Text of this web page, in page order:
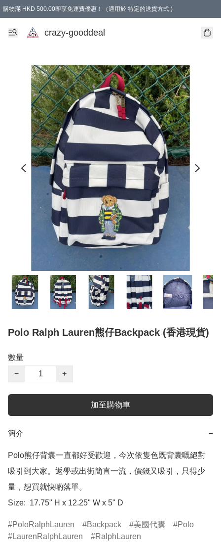
購物滿 HKD 500.00即享免運費優惠！（適用於 特定的送貨方式 )
成為會員可享免費禮品
crazy-gooddeal
Polo Ralph Lauren熊仔Backpack (香港現貨)
數量
−
+
加至購物車
簡介 −
Polo熊仔背囊一直都好受歡迎，今次依隻色既背囊嘅絕對
吸引到大家。返學或出街簡直一流，價錢又吸引，只得少
量，想買就快啲落單。
Size:  17.75" H x 12.25" W x 5" D
PoloRalphLauren Backpack 美國代購
Polo
LaurenRalphLauren
RalphLauren